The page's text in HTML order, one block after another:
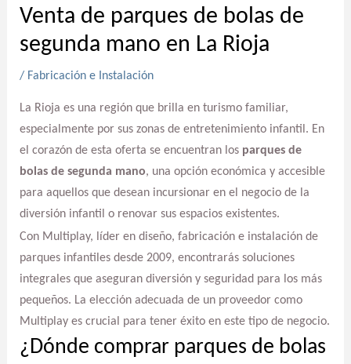
Venta de parques de bolas de
segunda mano en La Rioja
/ Fabricación e Instalación
La Rioja es una región que brilla en turismo familiar,
especialmente por sus zonas de entretenimiento infantil. En
el corazón de esta oferta se encuentran los parques de
bolas de segunda mano, una opción económica y accesible
para aquellos que desean incursionar en el negocio de la
diversión infantil o renovar sus espacios existentes.
Con Multiplay, líder en diseño, fabricación e instalación de
parques infantiles desde 2009, encontrarás soluciones
integrales que aseguran diversión y seguridad para los más
pequeños. La elección adecuada de un proveedor como
Multiplay es crucial para tener éxito en este tipo de negocio.
¿Dónde comprar parques de bolas